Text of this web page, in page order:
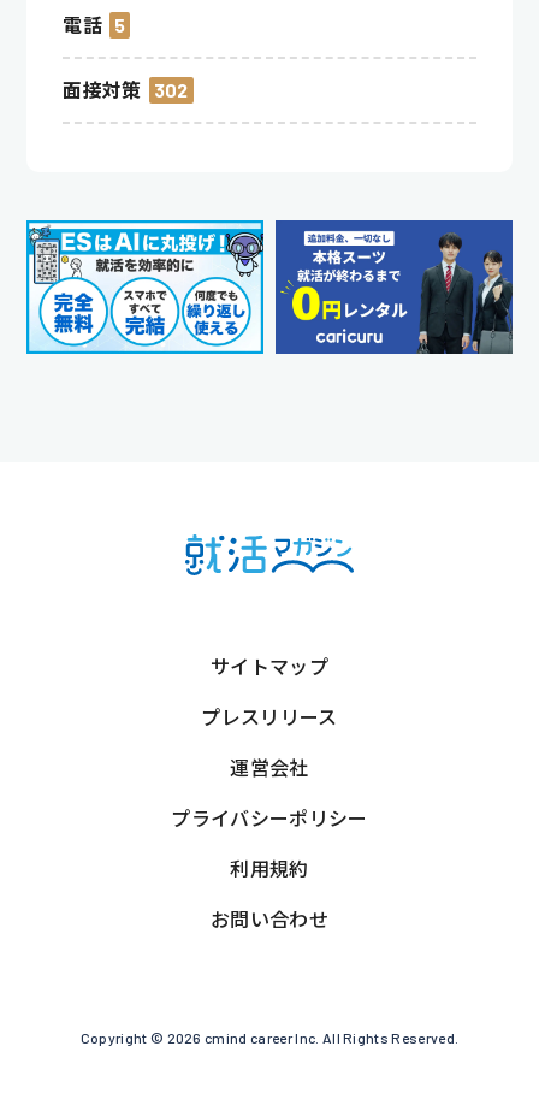
電話 5
面接対策 302
サイトマップ
プレスリリース
運営会社
プライバシーポリシー
利用規約
お問い合わせ
Copyright © 2026 cmind career Inc. All Rights Reserved.